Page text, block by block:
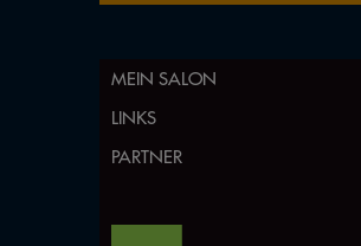
MEIN SALON
LINKS
PARTNER